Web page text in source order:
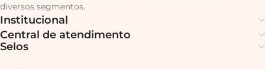
diversos segmentos.
Institucional
Central de atendimento
Selos